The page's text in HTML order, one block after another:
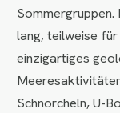
lang, teilweise für
einzigartiges
Schnorcheln, U-